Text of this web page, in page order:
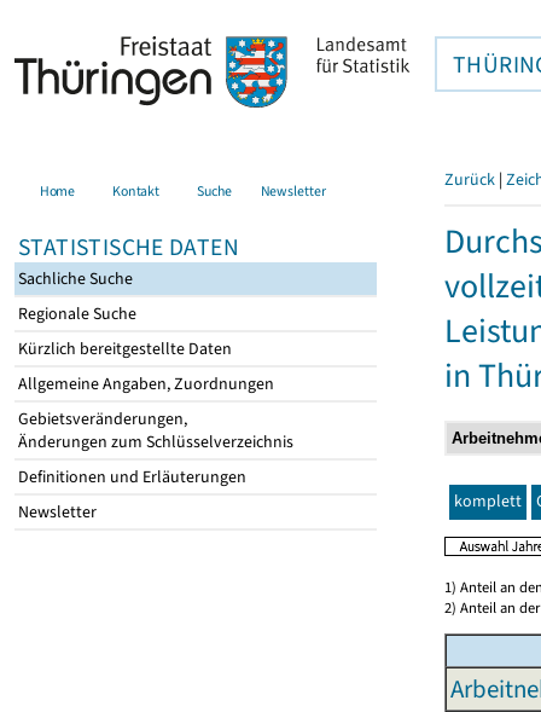
Home Kontakt Suche Newsletter
STATISTISCHE DATEN
Sachliche Suche
Regionale Suche
Kürzlich bereitgestellte Daten
Allgemeine Angaben, Zuordnungen
Gebietsveränderungen,
Änderungen zum Schlüsselverzeichnis
Definitionen und Erläuterungen
Newsletter
Zurück |
in
komplett
1) Anteil an
2) Anteil an